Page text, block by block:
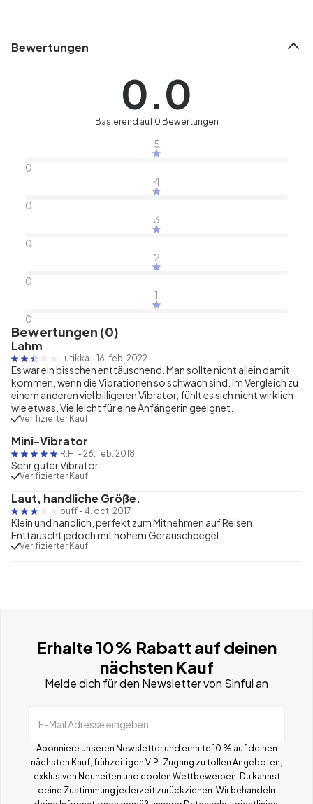
Bewertungen
0.0
Basierend auf 0 Bewertungen
5
0
4
0
3
0
2
0
1
0
Bewertungen (0)
Lahm
Lutikka - 16. feb. 2022
Es war ein bisschen enttäuschend. Man sollte nicht allein damit
kommen, wenn die Vibrationen so schwach sind. Im Vergleich zu
einem anderen viel billigeren Vibrator, fühlt es sich nicht wirklich
wie etwas. Vielleicht für eine Anfängerin geeignet.
Verifizierter Kauf
Mini-Vibrator
R.H. - 26. feb. 2018
Sehr guter Vibrator.
Verifizierter Kauf
Laut, handliche Größe.
puff - 4. oct. 2017
Klein und handlich, perfekt zum Mitnehmen auf Reisen.
Enttäuscht jedoch mit hohem Geräuschpegel.
Verifizierter Kauf
Erhalte 10% Rabatt auf deinen
nächsten Kauf
Melde dich für den Newsletter von Sinful an
E-Mail Adresse eingeben
Abonniere unseren Newsletter und erhalte 10 % auf deinen
nächsten Kauf, frühzeitigen VIP-Zugang zu tollen Angeboten,
exklusiven Neuheiten und coolen Wettbewerben. Du kannst
deine Zustimmung jederzeit zurückziehen. Wir behandeln